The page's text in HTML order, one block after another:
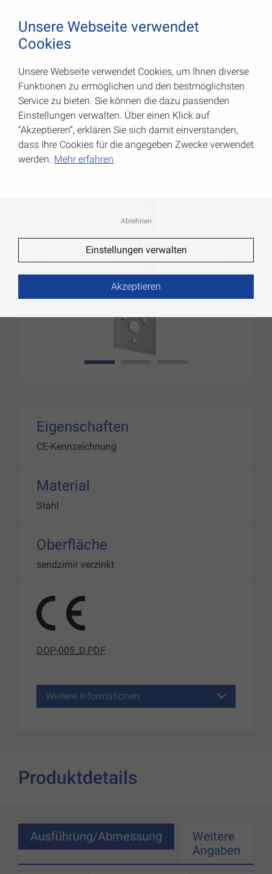
Lochplatten
Art.-Nr.: 071055000
1
Eigenschaften
CE-Kennzeichnung
Material
Stahl
Oberfläche
sendzimir verzinkt
DOP-005_D.PDF
Weitere Informationen
Produktdetails
Ausführung/Abmessung
Weitere
Angaben
Unsere Webseite verwendet
Cookies
Unsere Webseite verwendet Cookies, um Ihnen diverse
Funktionen zu ermöglichen und den bestmöglichsten
Service zu bieten. Sie können die dazu passenden
Einstellungen verwalten. Über einen Klick auf
“Akzeptieren”, erklären Sie sich damit einverstanden,
dass Ihre Cookies für die angegeben Zwecke verwendet
werden. Mehr erfahren
Ablehnen
Einstellungen verwalten
Akzeptieren